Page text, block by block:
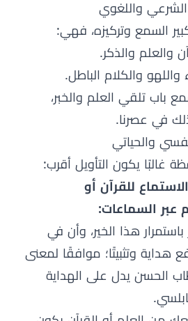
السمع وتركيزه، فهي:
والعلم والذكر.
والكلام الباطل.
باب تلقي العلم والخبر،
في عصرنا.
غالبًا يكون التأويل أقرب:
للقرآن أو
عبر السماعات:
هذا الخير، وأن في
هداية وتثبيتًا؛ موافقًا لمعنى
الحسن يدل على الهداية